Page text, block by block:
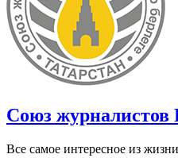
Союз журналистов
Все самое интересное из